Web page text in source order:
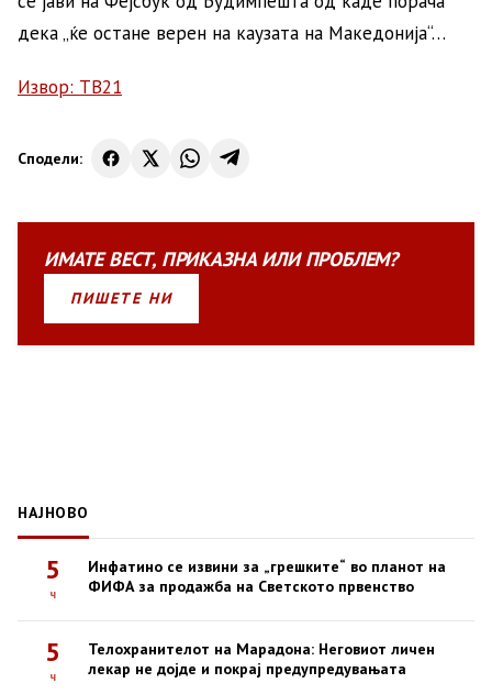
дека „ќе остане верен на каузата на Македонија“…
Извор: ТВ21
Сподели:
ИМАТЕВЕСТ, ПРИКАЗНАИЛИПРОБЛЕМ?
ПИШЕТЕ НИ
НАЈНОВО
5
ч
Инфатино се извини за „грешките“ во планот на
ФИФА за продажба на Светското првенство
5
ч
Телохранителот на Марадона: Неговиот личен
лекар не дојде и покрај предупредувањата